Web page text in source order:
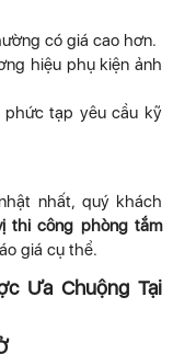
có giá cao hơn.
hiệu phụ kiện ảnh
phức tạp yêu cầu kỹ
nhất, quý khách
thi công phòng tắm
giá cụ thể.
Ưa Chuộng Tại